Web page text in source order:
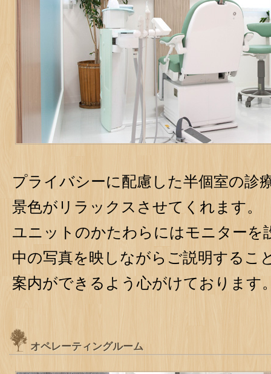
プライバシーに配慮した半個室の診
景色がリラックスさせてくれます。
ユニットのかたわらにはモニターを
中の写真を映しながらご説明するこ
案内ができるよう心がけております
オペレーティングルーム